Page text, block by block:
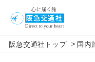
阪急交通社トップ > 国内
【国内旅客施設使用
旅行代金に国内旅
アイコン